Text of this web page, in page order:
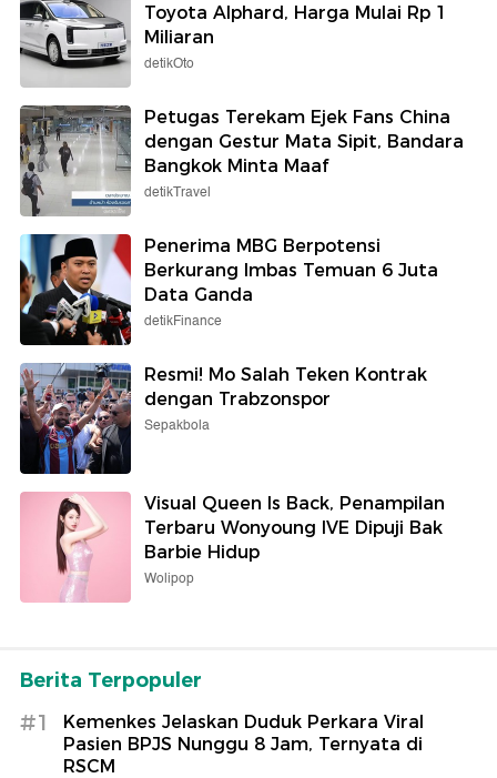
Toyota Alphard, Harga Mulai Rp 1
Miliaran
detikOto
Petugas Terekam Ejek Fans China
dengan Gestur Mata Sipit, Bandara
Bangkok Minta Maaf
detikTravel
Penerima MBG Berpotensi
Berkurang Imbas Temuan 6 Juta
Data Ganda
detikFinance
Resmi! Mo Salah Teken Kontrak
dengan Trabzonspor
Sepakbola
Visual Queen Is Back, Penampilan
Terbaru Wonyoung IVE Dipuji Bak
Barbie Hidup
Wolipop
Berita Terpopuler
#1
Kemenkes Jelaskan Duduk Perkara Viral
Pasien BPJS Nunggu 8 Jam, Ternyata di
RSCM